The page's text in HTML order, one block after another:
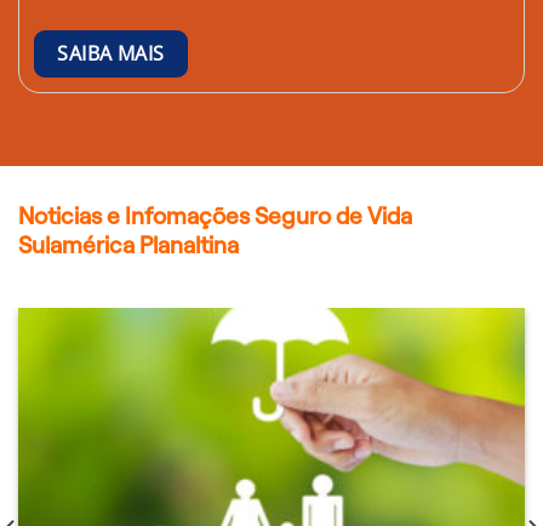
SAIBA MAIS
Noticias e Infomações Seguro de Vida
Sulamérica Planaltina